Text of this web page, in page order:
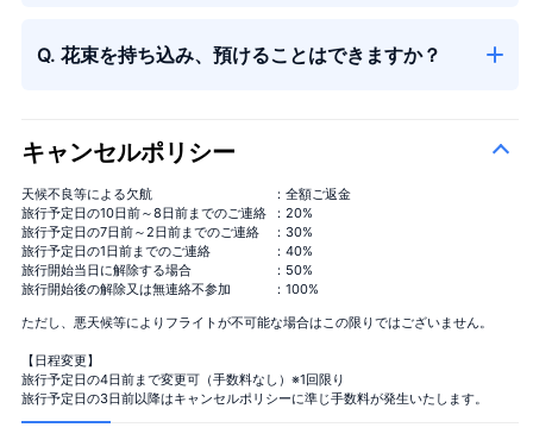
Q. 花束を持ち込み、預けることはできますか？
キャンセルポリシー
天候不良等による欠航
：全額ご返金
旅行予定日の10日前～8日前までのご連絡
：20%
旅行予定日の7日前～2日前までのご連絡
：30%
旅行予定日の1日前までのご連絡
：40%
旅行開始当日に解除する場合
：50%
旅行開始後の解除又は無連絡不参加
：100%
ただし、悪天候等によりフライトが不可能な場合はこの限りではございません。
【日程変更】
旅行予定日の4日前まで変更可（手数料なし）※1回限り
旅行予定日の3日前以降はキャンセルポリシーに準じ手数料が発生いたします。